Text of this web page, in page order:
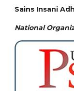
Sains Insani
National